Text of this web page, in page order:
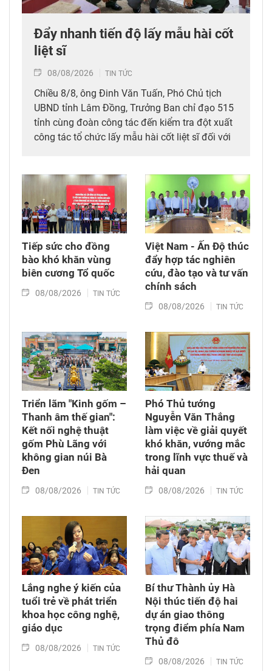
Đẩy nhanh tiến độ lấy mẫu hài cốt
liệt sĩ
08/08/2026 TIN TỨC
Chiều 8/8, ông Đinh Văn Tuấn, Phó Chủ tịch
UBND tỉnh Lâm Đồng, Trưởng Ban chỉ đạo 515
tỉnh cùng đoàn công tác đến kiểm tra đột xuất
công tác tổ chức lấy mẫu hài cốt liệt sĩ đối với
thời tặng quà cho cán bộ, chiến sĩ tham gia
công tác lấy mẫu tại đây.
Tiếp sức cho đồng
bào khó khăn vùng
biên cương Tổ quốc
08/08/2026 TIN TỨC
Việt Nam - Ấn Độ thúc
đẩy hợp tác nghiên
cứu, đào tạo và tư vấn
chính sách
08/08/2026 TIN TỨC
Triển lãm "Kinh gốm –
Thanh âm thế gian":
Kết nối nghệ thuật
gốm Phù Lãng với
không gian núi Bà
Đen
08/08/2026 TIN TỨC
Phó Thủ tướng
Nguyễn Văn Thắng
làm việc về giải quyết
khó khăn, vướng mắc
trong lĩnh vực thuế và
hải quan
08/08/2026 TIN TỨC
Lắng nghe ý kiến của
tuổi trẻ về phát triển
khoa học công nghệ,
giáo dục
08/08/2026 TIN TỨC
Bí thư Thành ủy Hà
Nội thúc tiến độ hai
dự án giao thông
trọng điểm phía Nam
Thủ đô
08/08/2026 TIN TỨC